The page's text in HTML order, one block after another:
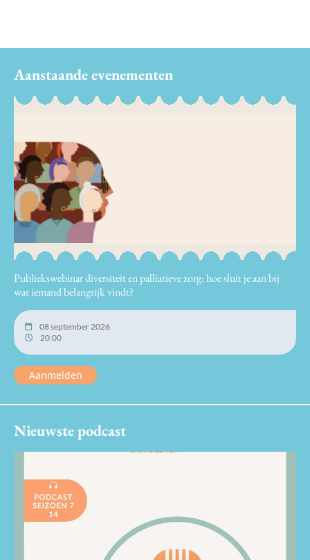
Aanstaande evenementen
Publiekswebinar diversiteit en palliatieve zorg: hoe sluit je aan bij
wat iemand belangrijk vindt?
08 september 2026
20:00
Aanmelden
Nieuwste podcast